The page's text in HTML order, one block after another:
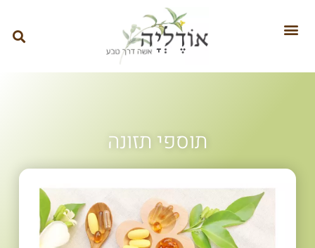
תוספי תזונה